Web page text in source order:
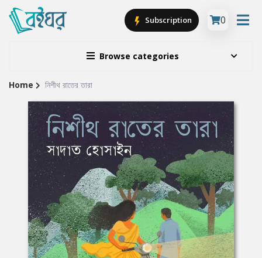
Browse categories
Subscription 0
Site
Breadcrumb
Home নিশীথ রাতের তারা